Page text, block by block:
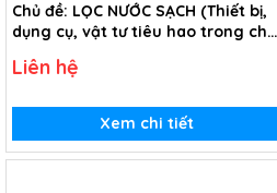
Chủ đề: LỌC NƯỚC SẠCH (Thiết bị,
dụng cụ, vật tư tiêu hao trong chủ
Liên hệ
Xem chi tiết